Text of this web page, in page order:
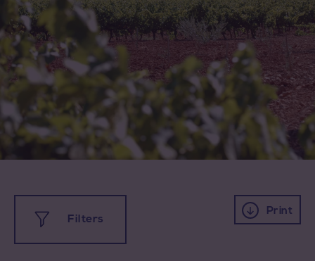
Filters
Print
All appellations
Coteaux d'Aix-en-Provence
Côtes de Provence